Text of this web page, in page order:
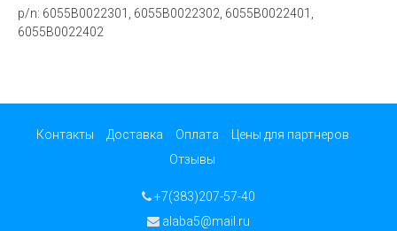
p/n: 6055B0022301, 6055B0022302, 6055B0022401,
6055B0022402
Контакты Доставка Оплата
Цены для партнеров
Отзывы
+7(383)207-57-40
alaba5@mail.ru